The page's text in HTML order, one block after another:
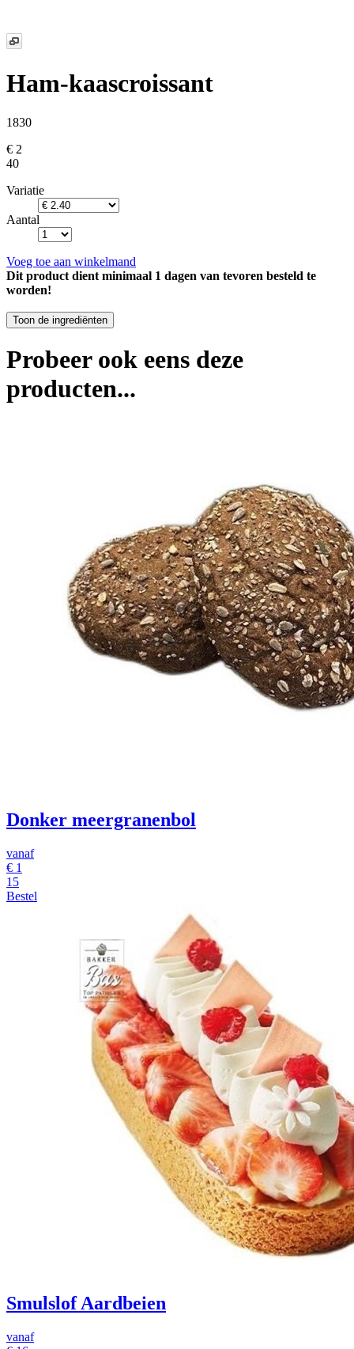
Ham-kaascroissant
1830
€ 2
40
Variatie
Aantal
Voeg toe aan winkelmand
Dit product dient minimaal 1 dagen van tevoren besteld te
worden!
Probeer ook eens deze
producten...
Donker meergranenbol
vanaf
€ 1
15
Bestel
Smulslof Aardbeien
vanaf